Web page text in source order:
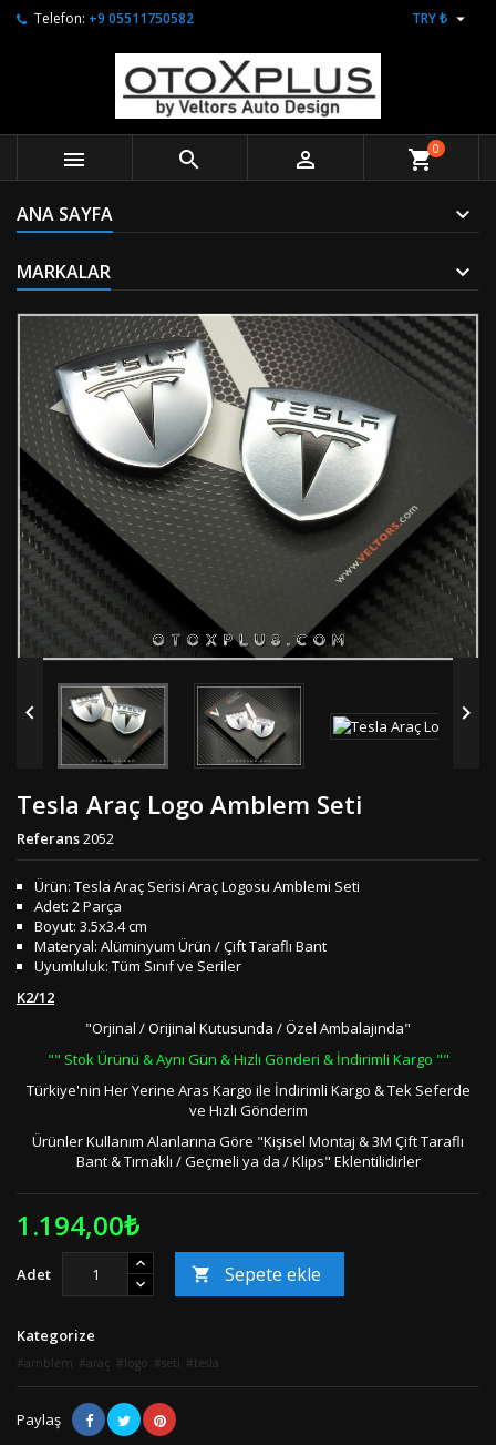
Telefon: +9 05511750582 TRY ₺ 
   shopping_cart0
ANA SAYFA
MARKALAR
 
Tesla Araç Logo Amblem Seti
Referans2052
Ürün: Tesla Araç Serisi Araç Logosu Amblemi Seti
Adet: 2 Parça
Boyut: 3.5x3.4 cm
Materyal: Alüminyum Ürün / Çift Taraflı Bant
Uyumluluk: Tüm Sınıf ve Seriler
K2/12
"Orjinal / Orijinal Kutusunda / Özel Ambalajında"
"" Stok Ürünü & Aynı Gün & Hızlı Gönderi & İndirimli Kargo ""
Türkiye'nin Her Yerine Aras Kargo ile İndirimli Kargo & Tek Seferde
ve Hızlı Gönderim
Ürünler Kullanım Alanlarına Göre "Kişisel Montaj & 3M Çift Taraflı
Bant & Tırnaklı / Geçmeli ya da / Klips" Eklentilidirler
1.194,00₺
Adet  Sepete ekle
Kategorize
amblem araç logo seti tesla
Paylaş